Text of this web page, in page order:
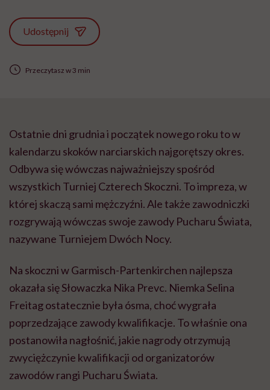
Udostępnij
Przeczytasz w 3 min
Ostatnie dni grudnia i początek nowego roku to w
kalendarzu skoków narciarskich najgorętszy okres.
Odbywa się wówczas najważniejszy spośród
wszystkich Turniej Czterech Skoczni. To impreza, w
której skaczą sami mężczyźni. Ale także zawodniczki
rozgrywają wówczas swoje zawody Pucharu Świata,
nazywane Turniejem Dwóch Nocy.
Na skoczni w Garmisch-Partenkirchen najlepsza
okazała się Słowaczka Nika Prevc. Niemka Selina
Freitag ostatecznie była ósma, choć wygrała
poprzedzające zawody kwalifikacje. To właśnie ona
postanowiła nagłośnić, jakie nagrody otrzymują
zwyciężczynie kwalifikacji od organizatorów
zawodów rangi Pucharu Świata.